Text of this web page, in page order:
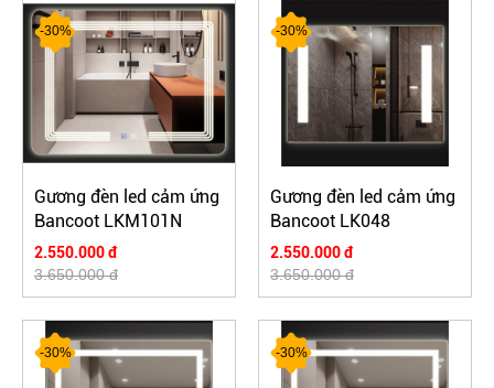
-30%
Gương đèn led cảm ứng
Bancoot LKM101N
2.550.000 đ
3.650.000 đ
-30%
Gương đèn led cảm ứng
Bancoot LK048
2.550.000 đ
3.650.000 đ
-30% -30%